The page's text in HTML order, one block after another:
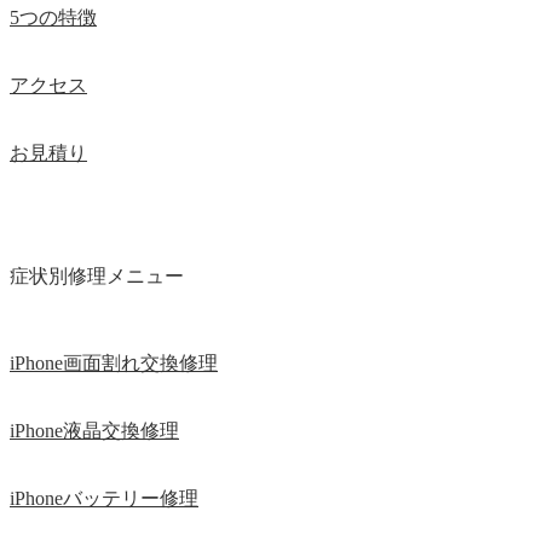
5つの特徴
アクセス
お見積り
症状別修理メニュー
iPhone画面割れ交換修理
iPhone液晶交換修理
iPhoneバッテリー修理